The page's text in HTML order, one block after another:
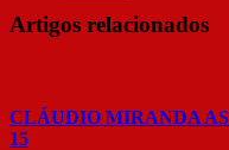
Artigos relacionados
CLÁUDIO MIRANDA
15